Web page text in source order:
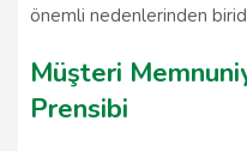
önemli nedenlerinden
Müşteri
Prensibi